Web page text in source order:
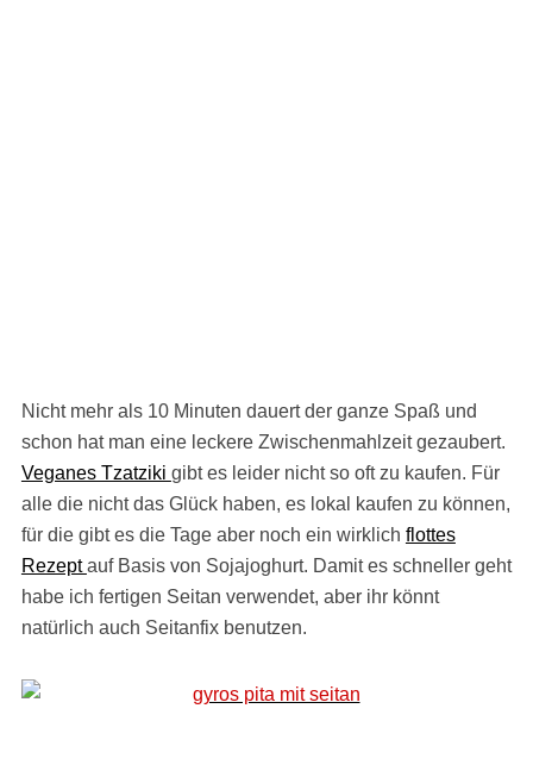
Nicht mehr als 10 Minuten dauert der ganze Spaß und
schon hat man eine leckere Zwischenmahlzeit gezaubert.
Veganes Tzatziki gibt es leider nicht so oft zu kaufen. Für
alle die nicht das Glück haben, es lokal kaufen zu können,
für die gibt es die Tage aber noch ein wirklich flottes
Rezeptauf Basis von Sojajoghurt. Damit es schneller geht
habe ich fertigen Seitan verwendet, aber ihr könnt
natürlich auch Seitanfix benutzen.